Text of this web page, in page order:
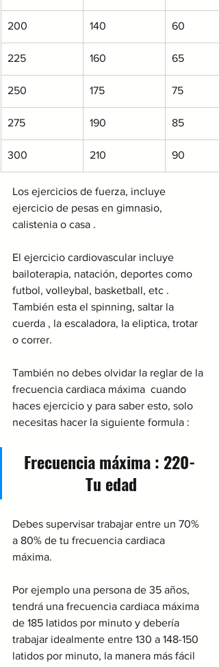
​200 140 60
225 160 65
250 175 75
275 190 85
300 210 90
Los ejercicios de fuerza, incluye
ejercicio de pesas en gimnasio,
calistenia o casa .
El ejercicio cardiovascular incluye
bailoterapia, natación, deportes como
futbol, volleybal, basketball, etc .
También esta el spinning, saltar la
cuerda , la escaladora, la eliptica, trotar
o correr.
También no debes olvidar la reglar de la
frecuencia cardiaca máxima  cuando
haces ejercicio y para saber esto, solo
necesitas hacer la siguiente formula :
Frecuencia máxima : 220-
Tu edad
Debes supervisar trabajar entre un 70%
a 80% de tu frecuencia cardiaca
máxima.
Por ejemplo una persona de 35 años,
tendrá una frecuencia cardiaca máxima
de 185 latidos por minuto y debería
trabajar idealmente entre 130 a 148-150
latidos por minuto, la manera más fácil